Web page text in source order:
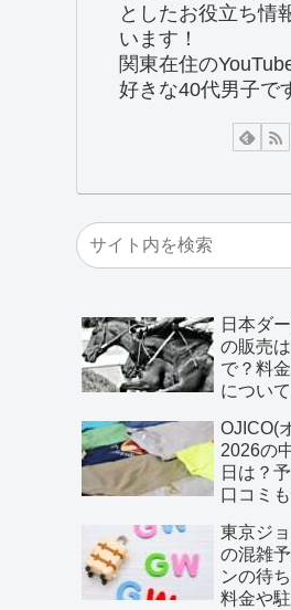
としたお役立ち情
います！
関東在住の
好きな40代男子で
日本ダ
の販売
で？料
につい
OJICO(
2026の
日は？
口コミも
東京ジ
の混雑
ンの待
料金や